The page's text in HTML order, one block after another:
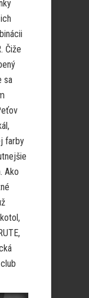
Čiže
sa
farby
Ako